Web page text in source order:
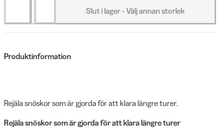
Slut i lager - Välj annan storlek
Produktinformation
Rejäla snöskor som är gjorda för att klara längre turer.
Rejäla snöskor som är gjorda för att klara längre turer